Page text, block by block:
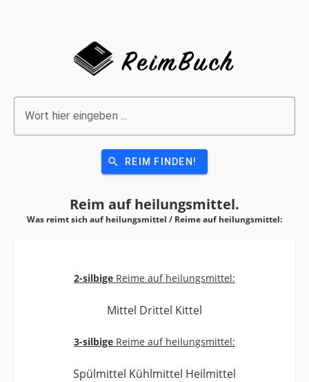
Wort hier eingeben ...
search REIM FINDEN!
Reim aufheilungsmittel.
Was reimt sich auf heilungsmittel / Reime auf heilungsmittel:
2-silbige Reime auf heilungsmittel:
Mittel Drittel Kittel
3-silbige Reime auf heilungsmittel:
Spülmittel Kühlmittel Heilmittel